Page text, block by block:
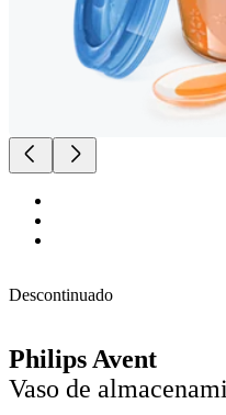
Descontinuado
Philips Avent
Vaso de